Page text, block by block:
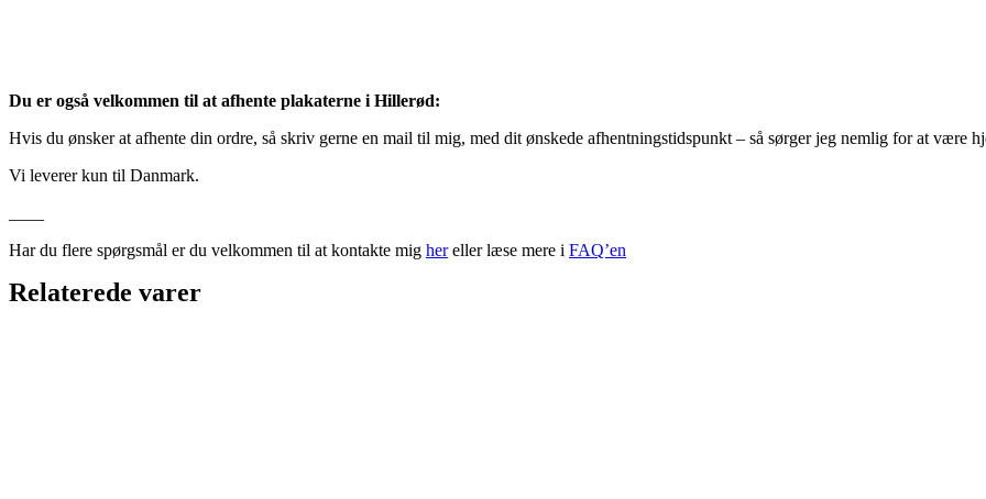
Du er også velkommen til at afhente plakaterne i Hillerød:
Hvis du ønsker at afhente din ordre, så skriv gerne en mail til mig, med dit ønskede afhentningstidspunkt – så sørger jeg nemlig for at være
Vi leverer kun til Danmark.
Har du flere spørgsmål er du velkommen til at kontakte mig hereller læse mere i FAQ’en
Relaterede varer